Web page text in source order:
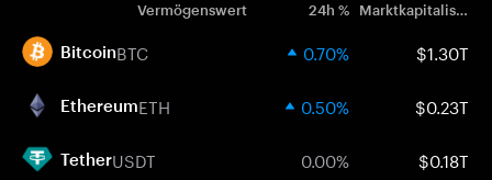
Vermögenswert 24h % Marktkapitalisierung
BitcoinBTC 0.70% $1.30T
EthereumETH 0.50% $0.23T
TetherUSDT 0.00% $0.18T